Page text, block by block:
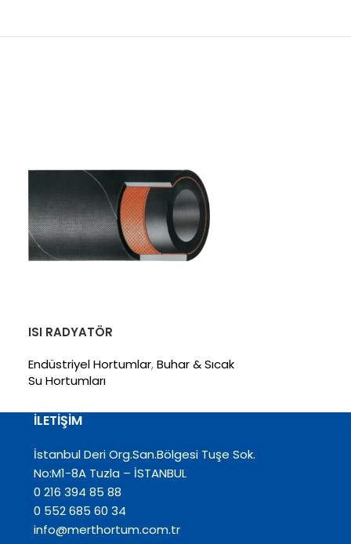
ISI RADYATÖR
Endüstriyel Hortumlar, Buhar & Sıcak
Su Hortumları
İLETİŞİM
İstanbul Deri Org.San.Bölgesi Tuşe Sok.
No:M1-8A Tuzla – İSTANBUL
0 216 394 85 88
0 552 685 60 34
info@merthortum.com.tr